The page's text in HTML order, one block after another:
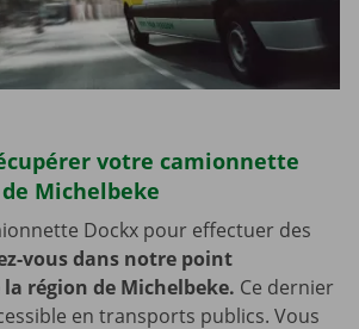
votre camionnette
Michelbeke
Dockx pour effectuer des
vous dans notre point
la région de Michelbeke. Ce dernier
en transports publics. Vous